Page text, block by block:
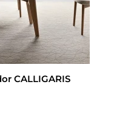
CALLIGARIS